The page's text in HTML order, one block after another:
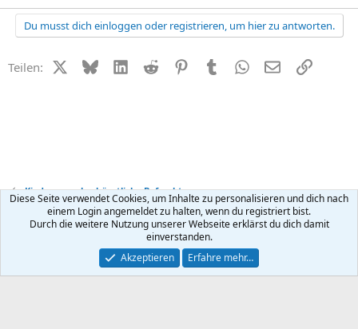
Du musst dich einloggen oder registrieren, um hier zu antworten.
Teilen: X (Twitter)
BlueskyLinkedIn
Reddit PinterestTumblr WhatsApp
E-MailLink
Kinderwunsch + künstliche Befruchtung
Kontakt Nutzungsbedingungen Datenschutz Hilfe
R
Community platform by XenForo ® © 2010-2026 XenForo Ltd.
Diese Seite verwendet Cookies, um Inhalte zu personalisieren und dich nach
einem Login angemeldet zu halten, wenn du registriert bist.
Durch die weitere Nutzung unserer Webseite erklärst du dich damit
einverstanden.
Akzeptieren
Erfahre mehr…